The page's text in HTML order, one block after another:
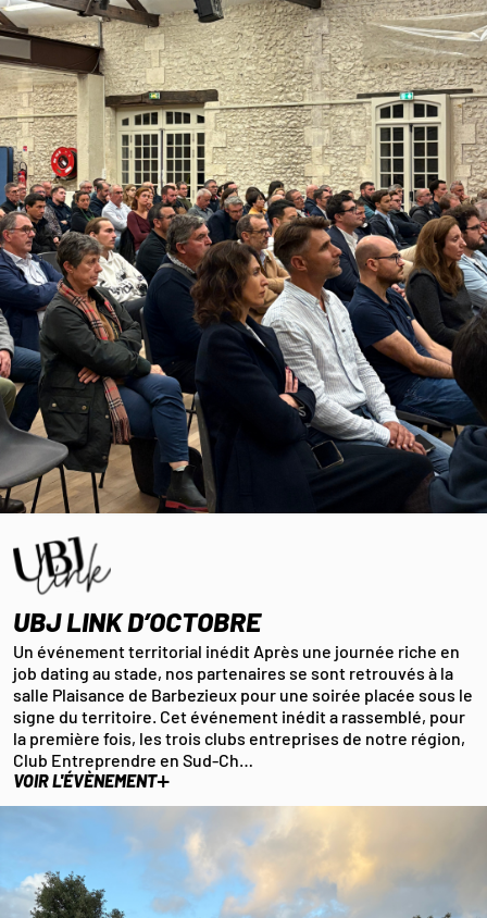
UBJ LINK D’OCTOBRE
Un événement territorial inédit Après une journée riche en
job dating au stade, nos partenaires se sont retrouvés à la
salle Plaisance de Barbezieux pour une soirée placée sous le
signe du territoire. Cet événement inédit a rassemblé, pour
la première fois, les trois clubs entreprises de notre région,
Club Entreprendre en Sud-Ch…
VOIR L'ÉVÈNEMENT+